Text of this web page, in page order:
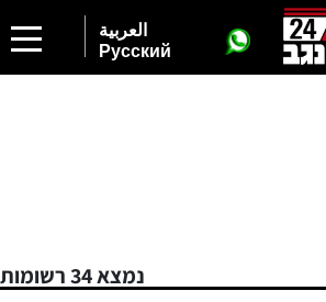
العربية
Русский
נמצא 34 רשומות
2